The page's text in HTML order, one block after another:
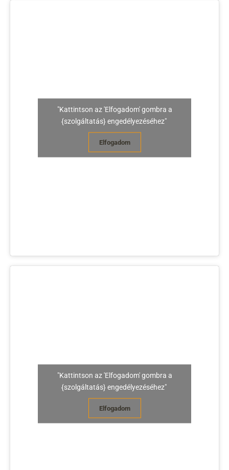
"Kattintson az 'Elfogadom' gombra a
{szolgáltatás} engedélyezéséhez"
Elfogadom
"Kattintson az 'Elfogadom' gombra a
{szolgáltatás} engedélyezéséhez"
Elfogadom